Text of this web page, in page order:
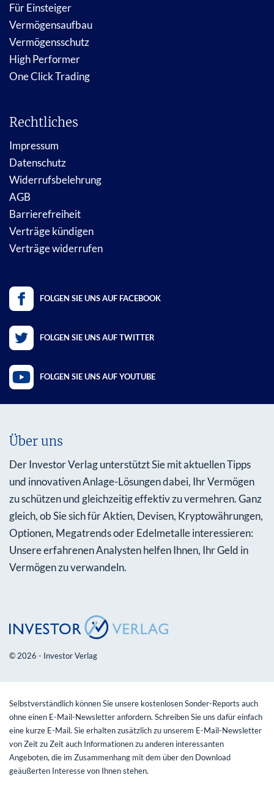
Für Einsteiger
Vermögensaufbau
Vermögensschutz
High Performer
One Click Trading
Rechtliches
Impressum
Datenschutz
Widerrufsbelehrung
AGB
Barrierefreiheit
Verträge kündigen
Verträge widerrufen
FOLGEN SIE UNS AUF FACEBOOK
FOLGEN SIE UNS AUF TWITTER
FOLGEN SIE UNS AUF YOUTUBE
Über uns
Der Investor Verlag unterstützt Sie mit aktuellen Tipps
und innovativen Anlage-Lösungen dabei, Ihr Vermögen
zu schützen und gleichzeitig effektiv zu vermehren. Ganz
gleich, ob Sie sich für Aktien, Devisen, Kryptowährungen,
Optionen, Megatrends oder Edelmetalle interessieren:
Unsere erfahrenen Analysten helfen Ihnen, Ihr Geld in
Vermögen zu verwandeln.
© 2026 - Investor Verlag
Selbstverständlich können Sie unsere kostenlosen Sonder-Reports auch
ohne einen E-Mail-Newsletter anfordern. Schreiben Sie uns dafür einfach
eine kurze E-Mail. Sie erhalten zusätzlich zu unserem E-Mail-Newsletter
von Zeit zu Zeit auch Informationen zu anderen interessanten
Angeboten, die im Zusammenhang mit dem über den Download
geäußerten Interesse von Ihnen stehen.